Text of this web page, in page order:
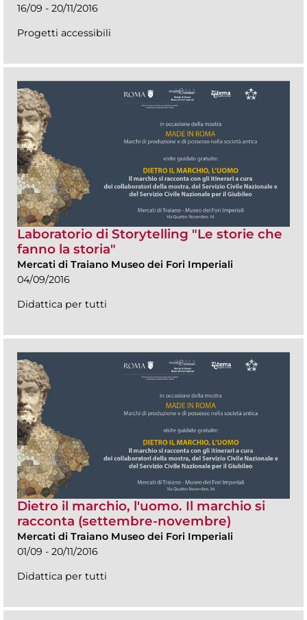
16/09 - 20/11/2016
Progetti accessibili
Laboratorio di Storytelling "Le storie che
fanno la storia"
Mercati di Traiano Museo dei Fori Imperiali
04/09/2016
Didattica per tutti
Dietro il marchio, l'uomo. Il marchio si
racconta (settembre-novembre)
Mercati di Traiano Museo dei Fori Imperiali
01/09 - 20/11/2016
Didattica per tutti